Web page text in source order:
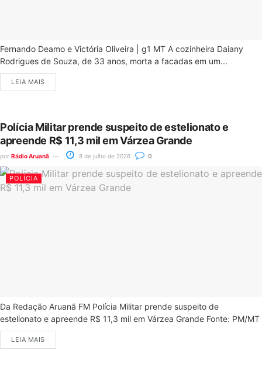
Fernando Deamo e Victória Oliveira | g1 MT A cozinheira Daiany
Rodrigues de Souza, de 33 anos, morta a facadas em um...
LEIA MAIS
Polícia Militar prende suspeito de estelionato e
apreende R$ 11,3 mil em Várzea Grande
por Rádio Aruanã 8 de julho de 2026 0
POLÍCIA
Da Redação Aruanã FM Polícia Militar prende suspeito de
estelionato e apreende R$ 11,3 mil em Várzea Grande Fonte: PM/MT
LEIA MAIS